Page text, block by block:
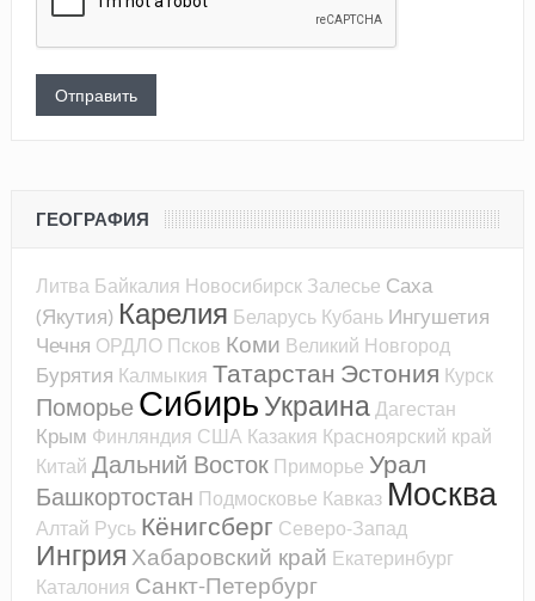
ГЕОГРАФИЯ
Литва Байкалия Новосибирск Залесье Саха
(Якутия) Карелия Беларусь Кубань Ингушетия
Чечня ОРДЛО Псков Коми Великий Новгород
Бурятия Калмыкия Татарстан Эстония Курск
ПоморьеСибирьУкраинаДагестан
Крым Финляндия США Казакия Красноярский край
Китай Дальний Восток Приморье Урал
Башкортостан Подмосковье Кавказ Москва
Алтай Русь Кёнигсберг Северо-Запад
Ингрия Хабаровский край Екатеринбург
Каталония Санкт-Петербург